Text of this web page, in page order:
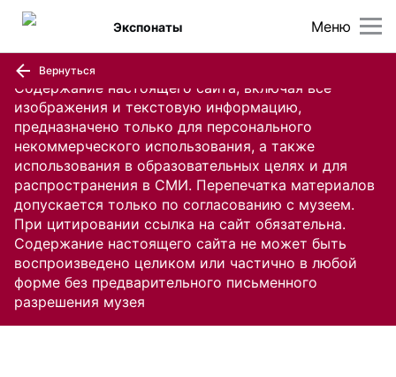
Содержание настоящего сайта, включая все
изображения и текстовую информацию,
предназначено только для персонального
некоммерческого использования, а также
использования в образовательных целях и для
распространения в СМИ. Перепечатка материалов
допускается только по согласованию с музеем.
При цитировании ссылка на сайт обязательна.
Содержание настоящего сайта не может быть
воспроизведено целиком или частично в любой
форме без предварительного письменного
разрешения музея
Меню
Экспонаты
Вернуться